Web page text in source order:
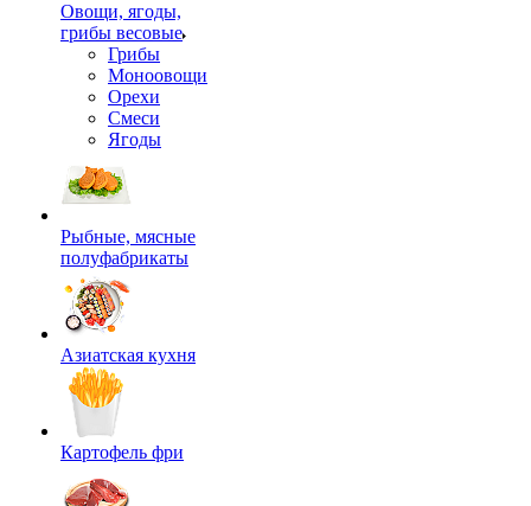
Овощи, ягоды,
грибы весовые
Грибы
Моноовощи
Орехи
Смеси
Ягоды
Рыбные, мясные
полуфабрикаты
Азиатская кухня
Картофель фри